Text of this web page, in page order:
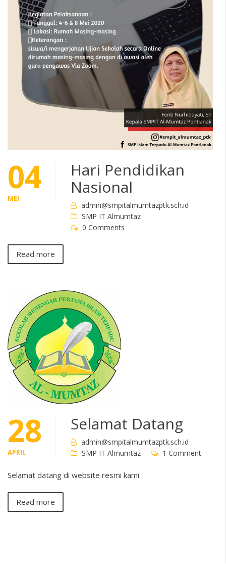
04
MEI
Hari Pendidikan
Nasional
admin@smpitalmumtazptk.sch.id
SMP IT Almumtaz
0 Comments
Read more
28
APRIL
Selamat Datang
admin@smpitalmumtazptk.sch.id
SMP IT Almumtaz
1 Comment
Selamat datang di website resmi kami
Read more